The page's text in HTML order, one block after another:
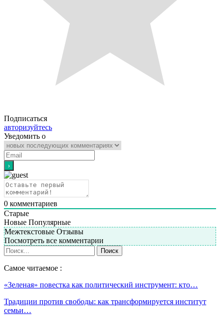
Подписаться
авторизуйтесь
Уведомить о
0 комментариев
Старые
Новые Популярные
Межтекстовые Отзывы
Посмотреть все комментарии
Самое читаемое :
«Зеленая» повестка как политический инструмент: кто…
Традиции против свободы: как трансформируется институт
семьи…